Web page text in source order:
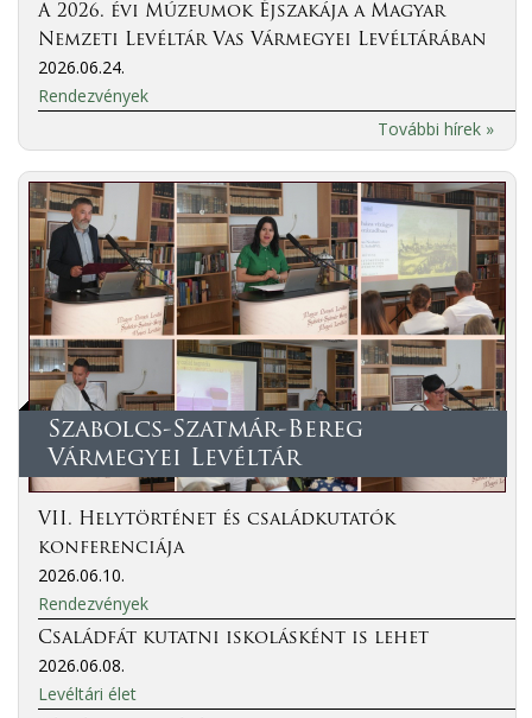
A 2026. évi Múzeumok Éjszakája a Magyar
Nemzeti Levéltár Vas Vármegyei Levéltárában
2026.06.24.
Rendezvények
További hírek »
Szabolcs-Szatmár-Bereg
Vármegyei Levéltár
VII. Helytörténet és családkutatók
konferenciája
2026.06.10.
Rendezvények
Családfát kutatni iskolásként is lehet
2026.06.08.
Levéltári élet